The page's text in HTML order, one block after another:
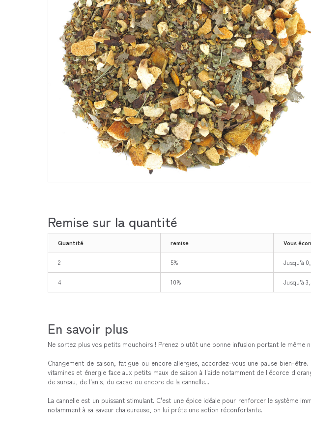
Remise sur la quantité
Quantité remise Vous
2 5% Jusqu'à
4 10% Jusqu'à
En savoir plus
Ne sortez plus vos petits mouchoirs ! Prenez plutôt une bonne infusion portant le même
Changement de saison, fatigue ou encore allergies, accordez-vous une pause bien-
vitamines et énergie face aux petits maux de saison à l'aide notamment de l'écorce
de sureau, de l'anis, du cacao ou encore de la cannelle...
La cannelle est un puissant stimulant. C'est une épice idéale pour renforcer le système
notamment à sa saveur chaleureuse, on lui prête une action réconfortante.